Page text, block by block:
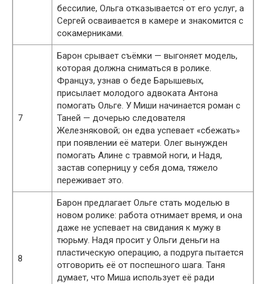
бессилие, Ольга отказывается от его услуг, а
Сергей осваивается в камере и знакомится с
сокамерниками.
7
Барон срывает съёмки — выгоняет модель,
которая должна сниматься в ролике.
Француз, узнав о беде Барышевых,
присылает молодого адвоката Антона
помогать Ольге. У Миши начинается роман с
Таней — дочерью следователя
Железняковой; он едва успевает «сбежать»
при появлении её матери. Олег вынужден
помогать Алине с травмой ноги, и Надя,
застав соперницу у себя дома, тяжело
переживает это.
8
Барон предлагает Ольге стать моделью в
новом ролике: работа отнимает время, и она
даже не успевает на свидания к мужу в
тюрьму. Надя просит у Ольги деньги на
пластическую операцию, а подруга пытается
отговорить её от поспешного шага. Таня
думает, что Миша использует её ради